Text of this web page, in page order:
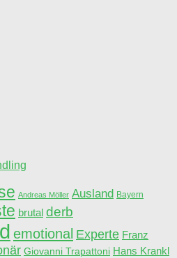
Andreas Möller Ausland Bayern
brutal derb
emotional Experte Franz
Giovanni Trapattoni Hans Krankl